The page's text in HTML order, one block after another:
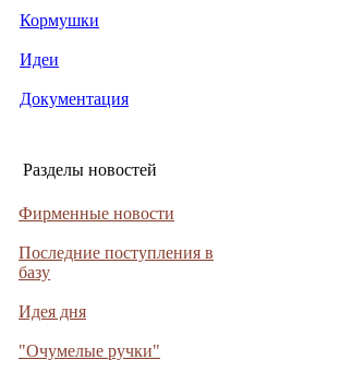
Кормушки
Идеи
Документация
Разделы новостей
Фирменные новости
Последние поступления в
базу
Идея дня
"Очумелые ручки"